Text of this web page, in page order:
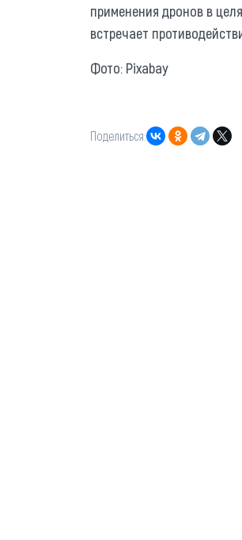
применения дронов в
встречает
Фото: Pixabay
Поделиться: